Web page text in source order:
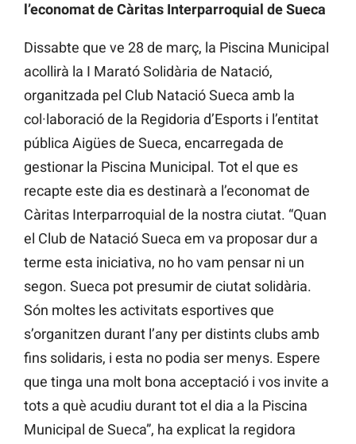
l’economat de Càritas Interparroquial de Sueca
Dissabte que ve 28 de març, la Piscina Municipal
acollirà la I Marató Solidària de Natació,
organitzada pel Club Natació Sueca amb la
col·laboració de la Regidoria d’Esports i l’entitat
pública Aigües de Sueca, encarregada de
gestionar la Piscina Municipal. Tot el que es
recapte este dia es destinarà a l’economat de
Càritas Interparroquial de la nostra ciutat. “Quan
el Club de Natació Sueca em va proposar dur a
terme esta iniciativa, no ho vam pensar ni un
segon. Sueca pot presumir de ciutat solidària.
Són moltes les activitats esportives que
s’organitzen durant l’any per distints clubs amb
fins solidaris, i esta no podia ser menys. Espere
que tinga una molt bona acceptació i vos invite a
tots a què acudiu durant tot el dia a la Piscina
Municipal de Sueca”, ha explicat la regidora